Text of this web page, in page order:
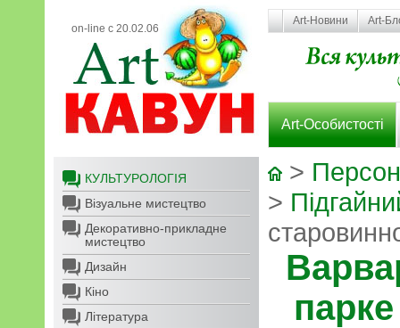
on-line с 20.02.06
Art-Новини Art-
Art-Особистості
КУЛЬТУРОЛОГІЯ
Візуальне мистецтво
Декоративно-прикладне
мистецтво
Дизайн
Кіно
Література
>
>